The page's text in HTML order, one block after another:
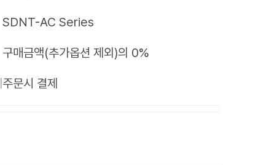
SDNT-AC Series
구매금액(추가옵션 제외)의 0%
주문시 결제